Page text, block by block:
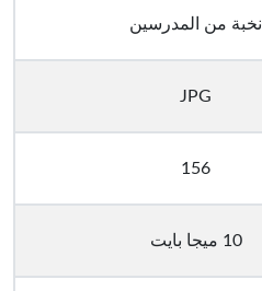
نخبة من المدرسين
JPG
156
10 ميجا بايت